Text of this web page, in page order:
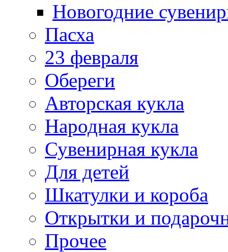
Новогодние
Пасха
23 февраля
Обереги
Авторская кукла
Народная кукла
Сувенирная кукла
Для детей
Шкатулки и короба
Открытки и
Прочее